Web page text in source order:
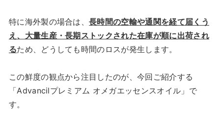
特に海外製の場合は、長時間の空輸や通関を経て届くう
え、大量生産・長期ストックされた在庫が順に出荷され
るため、どうしても時間のロスが発生します。
この鮮度の観点から注目したのが、今回ご紹介する
「Advancilプレミアム オメガエッセンスオイル」で
す。